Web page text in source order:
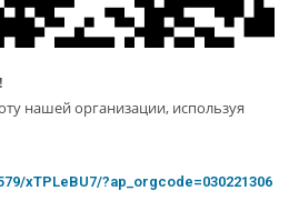
нашей организации, используя
xTPLeBU7/?ap_orgcode=030221306